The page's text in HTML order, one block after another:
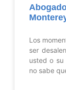
Los
ser
usted o su
no sabe